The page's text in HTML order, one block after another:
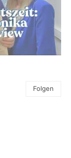
Folgen